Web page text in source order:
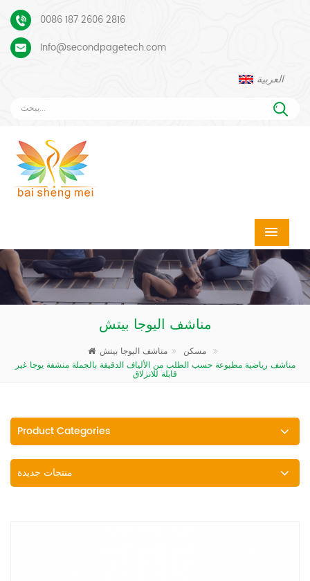
0086 187 2606 2816
Info@secondpagetech.com
العربية
مناشف اليوجا بيتش
مسكن
مناشف رياضية مطبوعة حسب الطلب من الألياف الدقيقة بالجملة منشفة يوجا غير
قابلة للانزلاق
Product Categories
منتجات جديدة